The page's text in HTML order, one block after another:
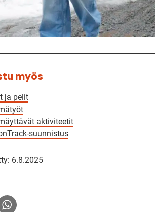
myös
ja pelit
aktiviteetit
suunnistus
6.8.2025